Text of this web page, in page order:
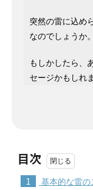
突然の雷に込め
なのでしょうか。
もしかしたら、
セージかもしれ
目次
1 基本的な雷